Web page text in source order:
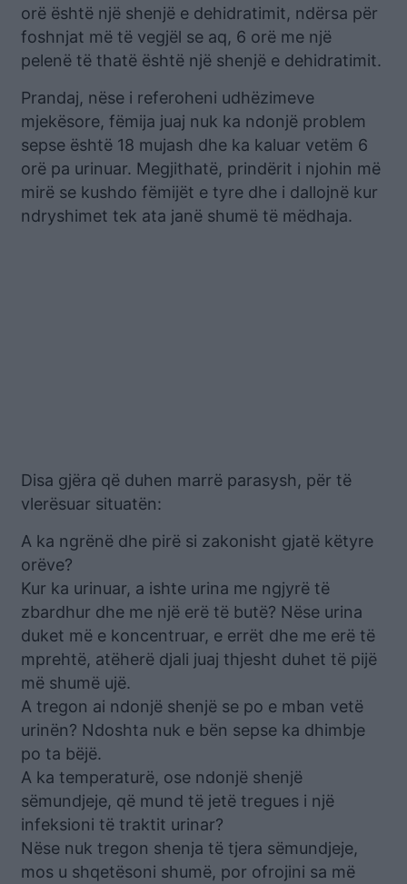
orë është një shenjë e dehidratimit, ndërsa për
foshnjat më të vegjël se aq, 6 orë me një
pelenë të thatë është një shenjë e dehidratimit.
Prandaj, nëse i referoheni udhëzimeve
mjekësore, fëmija juaj nuk ka ndonjë problem
sepse është 18 mujash dhe ka kaluar vetëm 6
orë pa urinuar. Megjithatë, prindërit i njohin më
mirë se kushdo fëmijët e tyre dhe i dallojnë kur
ndryshimet tek ata janë shumë të mëdhaja.
Disa gjëra që duhen marrë parasysh, për të
vlerësuar situatën:
A ka ngrënë dhe pirë si zakonisht gjatë këtyre
orëve?
Kur ka urinuar, a ishte urina me ngjyrë të
zbardhur dhe me një erë të butë? Nëse urina
duket më e koncentruar, e errët dhe me erë të
mprehtë, atëherë djali juaj thjesht duhet të pijë
më shumë ujë.
A tregon ai ndonjë shenjë se po e mban vetë
urinën? Ndoshta nuk e bën sepse ka dhimbje
po ta bëjë.
A ka temperaturë, ose ndonjë shenjë
sëmundjeje, që mund të jetë tregues i një
infeksioni të traktit urinar?
Nëse nuk tregon shenja të tjera sëmundjeje,
mos u shqetësoni shumë, por ofrojini sa më